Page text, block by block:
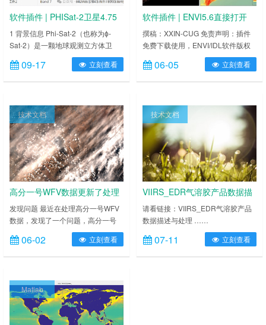
软件插件 | PHISat-2卫星4.75
m分辨率数据几何校正
1 背景信息 Phi-Sat-2（也称为ɸ-
Sat-2）是一颗地球观测立方体卫
星，由欧空局与Open Cosmos公司
共同开发，并于2024年8月发射升
空。该任务展示了将人工智能与多光
传感器（Simera CH Innovative）可
以获取从可见光到近红外的7个波段
的地球观测影像。这些人工智能功能
可实现实时数据处理，……
09-17 立刻查看
软件插件 | ENVI5.6直接打开
Landsat 4/5/7/8/9 L2SP数据
撰稿：XXIN-CUG 免责声明：插件
免费下载使用，ENVI/IDL软件版权
归ENVI/IDL公司所有，插件解释权
归XXIN-CUG所有。 1、相关信息 美
国地质调查局（USGS）通过
Landsat 4/5/7/8/9 Collection 2 (C2)
二级科学产品 (L2SP)。L……
06-05 立刻查看
技术文档
高分一号WFV数据更新了处理
程序
发现问题 最近在处理高分一号WFV
数据，发现了一个问题，高分一号
WFV数据更新了处理程序（版
本），修正了卫星观测天顶角错误，
2023年及之前数据是老版本，2024
上未有通知公告，我也没有具体探
究。 GF-1 WFV影像 元数据文件
XML元数据文件行数由69行变更为
92行，新增多个字段，包括但不限
06-02 立刻查看
技术文档
VIIRS_EDR气溶胶产品数据描
述与处理
请看链接：VIIRS_EDR气溶胶产品
数据描述与处理 ……
07-11 立刻查看
Matlab